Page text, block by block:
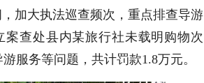
加大执法巡查频次，重点排查导游
查处县内某旅行社未载明购物次
服务等问题，共计罚款1.8万元。